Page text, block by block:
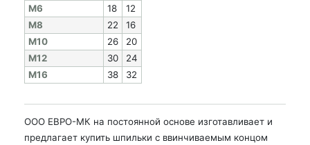
M6
18
12
M8
22
16
M10
26
20
M12
30
24
M16
38 32
ООО ЕВРО-МК на постоянной основе изготавливает и
предлагает купить шпильки с ввинчиваемым концом